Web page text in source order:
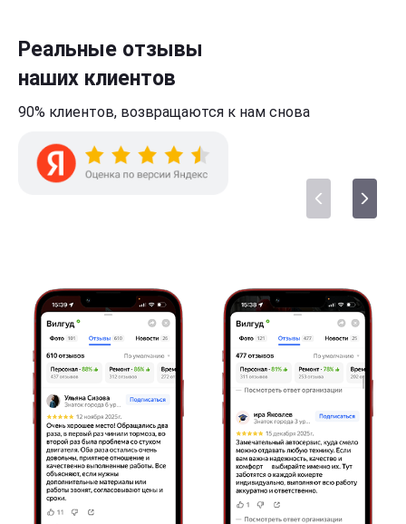
Реальные отзывы
наших клиентов
90% клиентов, возвращаются к нам снова